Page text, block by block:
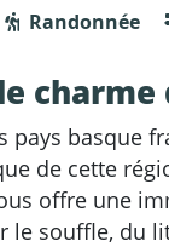
Randonnée
pays basque
de cette
offre une
le souffle, du